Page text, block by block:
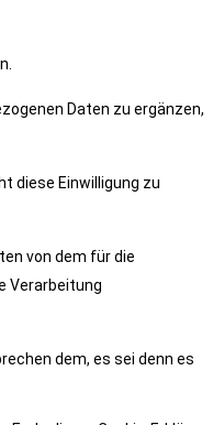
Daten zu ergänzen,
diese Einwilligung zu
von dem für die
Verarbeitung
dem, es sei denn es